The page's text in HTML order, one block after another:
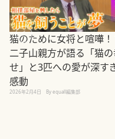
猫のために女将と喧嘩！
二子山親方が語る「猫
せ」と3匹への愛が深す
感動
2026年2月4日 By equall編集部